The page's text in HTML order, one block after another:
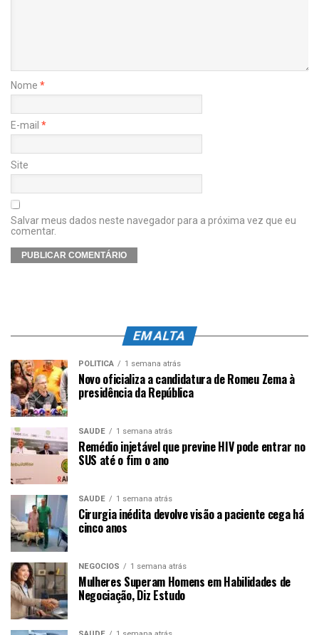
Nome *
E-mail *
Site
Salvar meus dados neste navegador para a próxima vez que eu
comentar.
EM ALTA
POLÍTICA 1 semana atrás
Novo oficializa a candidatura de Romeu Zema à
presidência da República
SAÚDE 1 semana atrás
Remédio injetável que previne HIV pode entrar no
SUS até o fim o ano
SAÚDE 1 semana atrás
Cirurgia inédita devolve visão a paciente cega há
cinco anos
NEGÓCIOS 1 semana atrás
Mulheres Superam Homens em Habilidades de
Negociação, Diz Estudo